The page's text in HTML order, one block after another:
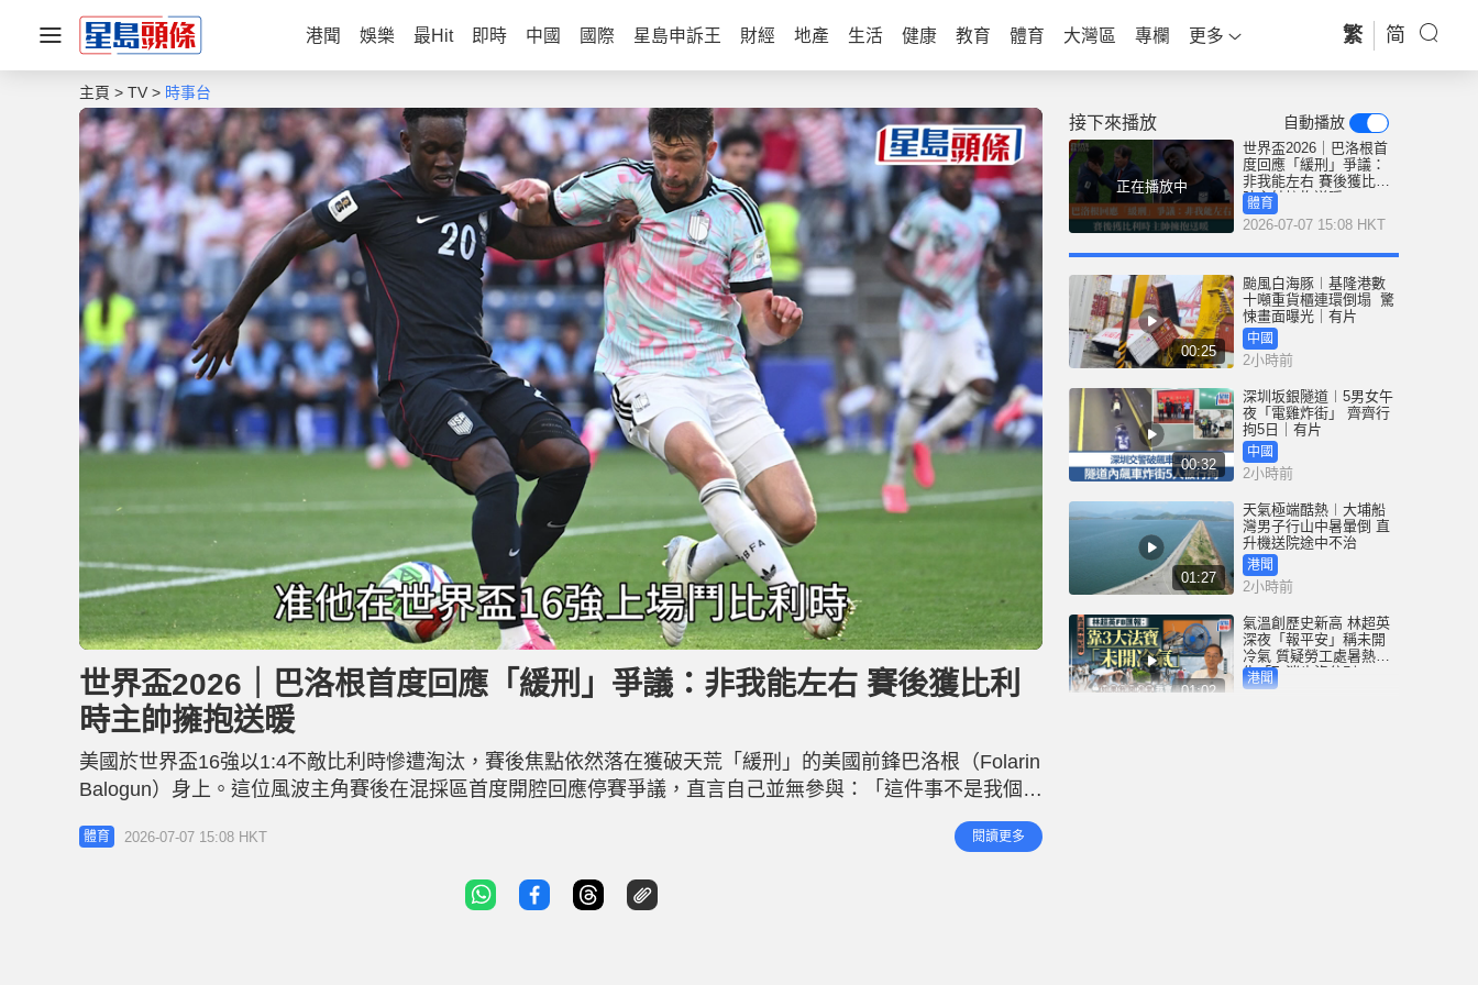
港聞 娛樂 最Hit 即時 中國 國際 星島申訴王 財經 地產 生活 健康 教育 體育 大灣區 專欄 更多 繁 简
主頁 TV 時事台
U
n
u
t
e
L
o
d
d
:
2
5
.
3
%
世界盃2026｜巴洛根首度回應「緩刑」爭議：非我能左右 賽後獲比利
時主帥擁抱送暖
美國於世界盃16強以1:4不敵比利時慘遭淘汰，賽後焦點依然落在獲破天荒「緩刑」的美國前鋒巴洛根（Folarin
Balogun）身上。這位風波主角賽後在混採區首度開腔回應停賽爭議，直言自己並無參與：「這件事不是我個人
能左右的。」他強調自己只專注於球員本份，並對球隊連續四屆止步16強感到心碎。 「食紅牌與獲准上陣，我
都接受」 巴洛根在上仗對波斯尼亞染紅，原定需自動停賽，但美國總統特朗普的介入，和國際
體育 2026-07-07 15:08 HKT 閱讀更多
接下來播放 自動播放
正在播放中
世界盃2026｜巴洛根首
度回應「緩刑」爭議：
非我能左右 賽後獲比利
時主帥擁抱送暖
體育
2026-07-07 15:08 HKT
00:25
颱風白海豚︱基隆港數
十噸重貨櫃連環倒塌 驚
悚畫面曝光｜有片
中國
2小時前
00:32
深圳坂銀隧道︱5男女午
夜「電雞炸街」 齊齊行
拘5日｜有片
中國
2小時前
01:27
天氣極端酷熱︱大埔船
灣男子行山中暑暈倒 直
升機送院途中不治
港聞
2小時前
01:02
氣溫創歷史新高 林超英
深夜「報平安」稱未開
冷氣 質疑勞工處暑熱警
告「取消也沒分別」
港聞